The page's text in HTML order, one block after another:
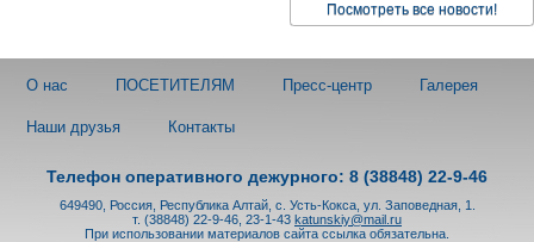
Посмотреть все новости!
О нас ПОСЕТИТЕЛЯМ Пресс-центр Галерея
Наши друзья Контакты
Телефон оперативного дежурного: 8 (38848) 22-9-46
649490, Россия, Республика Алтай, с. Усть-Кокса, ул. Заповедная, 1.
т. (38848) 22-9-46, 23-1-43 katunskiy@mail.ru
При использовании материалов сайта ссылка обязательна.